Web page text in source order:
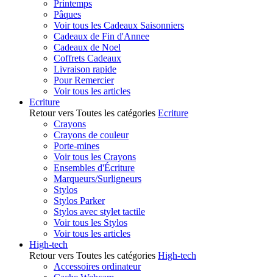
Printemps
Pâques
Voir tous les Cadeaux Saisonniers
Cadeaux de Fin d'Annee
Cadeaux de Noel
Coffrets Cadeaux
Livraison rapide
Pour Remercier
Voir tous les articles
Ecriture
Retour vers Toutes les catégories Ecriture
Crayons
Crayons de couleur
Porte-mines
Voir tous les Crayons
Ensembles d'Écriture
Marqueurs/Surligneurs
Stylos
Stylos Parker
Stylos avec stylet tactile
Voir tous les Stylos
Voir tous les articles
High-tech
Retour vers Toutes les catégories High-tech
Accessoires ordinateur